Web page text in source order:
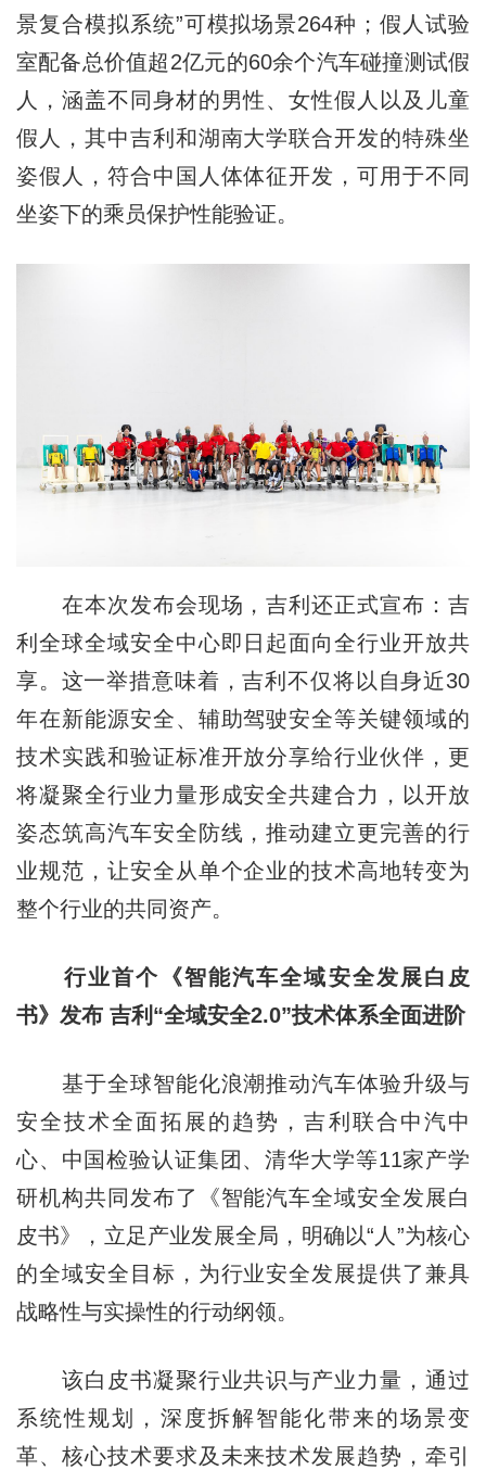
景复合模拟系统”可模拟场景264种；假人试验
室配备总价值超2亿元的60余个汽车碰撞测试假
人，涵盖不同身材的男性、女性假人以及儿童
假人，其中吉利和湖南大学联合开发的特殊坐
姿假人，符合中国人体体征开发，可用于不同
坐姿下的乘员保护性能验证。
在本次发布会现场，吉利还正式宣布：吉
利全球全域安全中心即日起面向全行业开放共
享。这一举措意味着，吉利不仅将以自身近30
年在新能源安全、辅助驾驶安全等关键领域的
技术实践和验证标准开放分享给行业伙伴，更
将凝聚全行业力量形成安全共建合力，以开放
姿态筑高汽车安全防线，推动建立更完善的行
业规范，让安全从单个企业的技术高地转变为
整个行业的共同资产。
行业首个《智能汽车全域安全发展白皮
书》发布 吉利 “全域安全2.0”技术体系全面进阶
基于全球智能化浪潮推动汽车体验升级与
安全技术全面拓展的趋势，吉利联合中汽中
心、中国检验认证集团、清华大学等11家产学
研机构共同发布了《智能汽车全域安全发展白
皮书》，立足产业发展全局，明确以“人”为核心
的全域安全目标，为行业安全发展提供了兼具
战略性与实操性的行动纲领。
该白皮书凝聚行业共识与产业力量，通过
系统性规划，深度拆解智能化带来的场景变
革、核心技术要求及未来技术发展趋势，牵引